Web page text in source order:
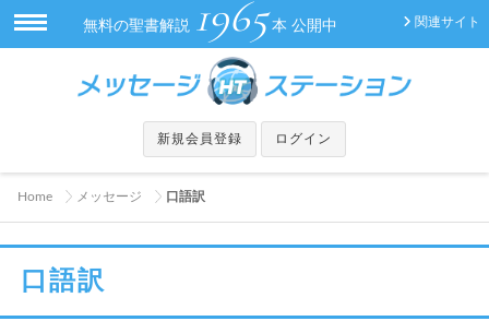
関連サイト
無料の聖書解説 1965 本 公開中
新規会員登録 ログイン
Home メッセージ 口語訳
口語訳